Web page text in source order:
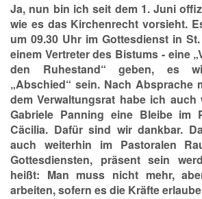
Ja, nun bin ich seit dem 1. Juni
wie es das Kirchenrecht vorsieht.
um 09.30 Uhr im Gottesdienst in
einem Vertreter des Bistums - eine
den Ruhestand“ geben, es
„Abschied“ sein. Nach Absprache
dem Verwaltungsrat habe ich auch
Gabriele Panning eine Bleibe im
Cäcilia. Dafür sind wir dankbar.
auch weiterhin im Pastoralen
Gottesdiensten, präsent sein
heißt: Man muss nicht mehr,
arbeiten, sofern es die Kräfte